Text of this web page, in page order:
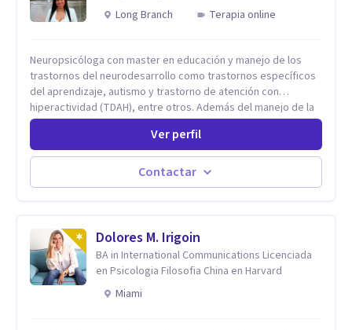
Long Branch
Terapia online
Neuropsicóloga con master en educación y manejo de los
trastornos del neurodesarrollo como trastornos específicos
del aprendizaje, autismo y trastorno de atención con
hiperactividad (TDAH), entre otros. Además del manejo de la
depresión, ansiedad y demás conflictos de la dimensión
tipo de terapia para mi lo más importante es el individuo,
trabajo no solo con mis pacientes sino con todo su entorno,
núcleo familiar, social, académico. El arte de conocernos, de
raíz llevándonos a crear nuevas conexiones cerebrales,
espirituales, emocionales y físicas. Cada proceso es
individual y cada situación por la que se consulta nunca será
un problema sino una oportunidad para volver a empezar
desde otro punto de partida.
Ver perfil
Contactar
Dolores M. Irigoin
BA in International Communications Licenciada
en Psicologia Filosofia China en Harvard
Miami